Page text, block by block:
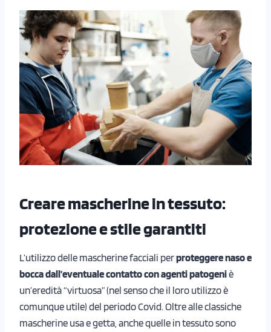
Creare mascherine in tessuto:
protezione e stile garantiti
L’utilizzo delle mascherine facciali perproteggere naso e
bocca dall’eventuale contatto con agenti patogeniè
un’eredità “virtuosa” (nel senso che il loro utilizzo è
comunque utile) del periodo Covid. Oltre alle classiche
mascherine usa e getta, anche quelle in tessuto sono